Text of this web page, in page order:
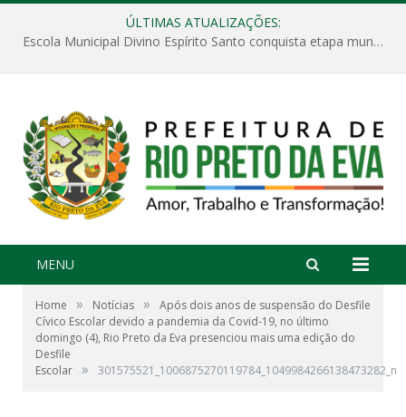
ÚLTIMAS ATUALIZAÇÕES:
Escola Municipal Divino Espírito Santo conquista etapa municipal da V Feira Amazonense de Matemática
MENU
Home » Notícias »
Após dois anos de suspensão do Desfile
Cívico Escolar devido a pandemia da Covid-19, no último
domingo (4), Rio Preto da Eva presenciou mais uma edição do
Desfile
Escolar » 301575521_1006875270119784_1049984266138473282_n